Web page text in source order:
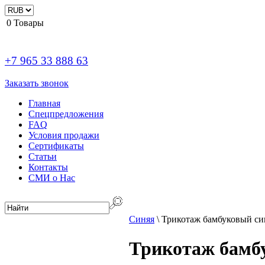
0 Товары
+7 965 33 888 63
Заказать звонок
Главная
Спецпредложения
FAQ
Условия продажи
Сертификаты
Статьи
Контакты
СМИ о Нас
Синяя \ Трикотаж бамбуковый
Трикотаж